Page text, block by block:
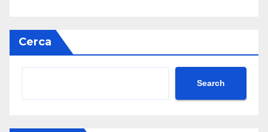
Cerca
Search